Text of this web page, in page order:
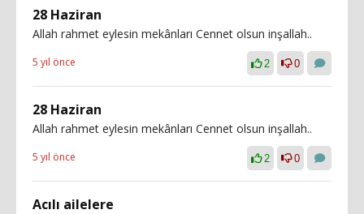
28 Haziran
Allah rahmet eylesin mekânları Cennet olsun inşallah..
5 yıl önce 2 0
28 Haziran
Allah rahmet eylesin mekânları Cennet olsun inşallah..
5 yıl önce 2 0
Acılı ailelere